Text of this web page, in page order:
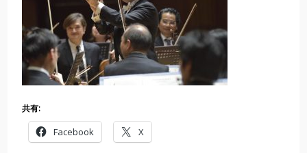
共有:
Facebook X